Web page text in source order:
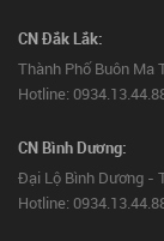
CN Đắk Lắk:
Thành Phố Buôn Ma
Hotline:
CN Bình Dương:
Đại Lộ Bình Dương -
Hotline: